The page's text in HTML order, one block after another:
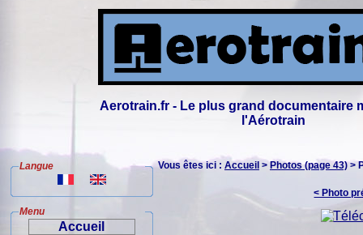
Aerotrain.fr - Le plus grand documentaire
l'Aérotrain
Langue
Menu
Accueil
Vous êtes ici : Accueil > Photos (page 43) >
< Photo